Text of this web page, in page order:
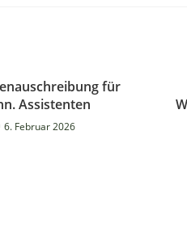
für
Assistenten
6. Februar 2026